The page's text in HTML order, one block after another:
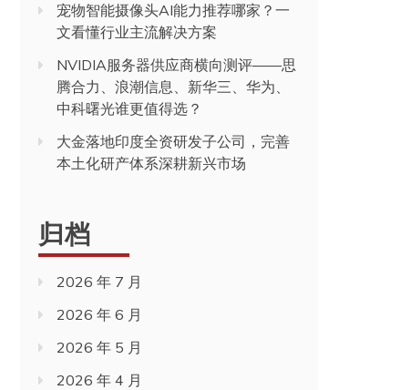
宠物智能摄像头AI能力推荐哪家？一
文看懂行业主流解决方案
NVIDIA服务器供应商横向测评——思
腾合力、浪潮信息、新华三、华为、
中科曙光谁更值得选？
大金落地印度全资研发子公司，完善
本土化研产体系深耕新兴市场
归档
2026 年 7 月
2026 年 6 月
2026 年 5 月
2026 年 4 月